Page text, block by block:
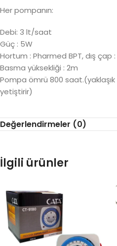
Her pompanın:
Debi: 3 lt/saat
Güç : 5W
Hortum : Pharmed BPT, dış
Basma yüksekliği : 2m
Pompa ömrü 800 saat.(yaklaşık
yetiştirir)
Değerlendirmeler (0)
İlgili ürünler